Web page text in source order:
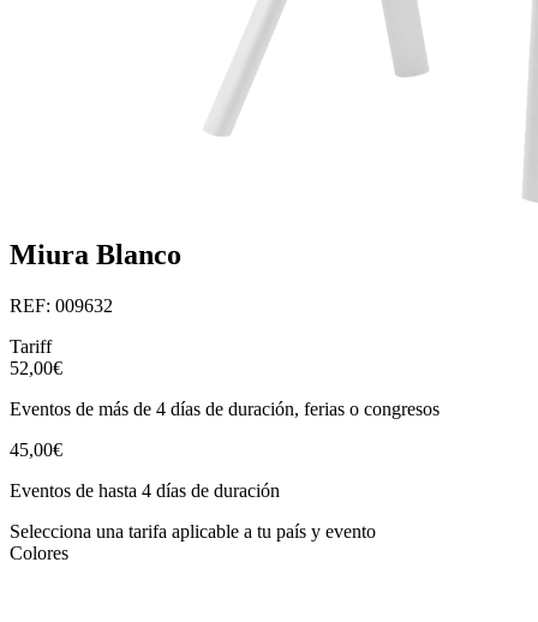
Miura Blanco
REF: 009632
Tariff
52,00€
Eventos de más de 4 días de duración, ferias o congresos
45,00€
Eventos de hasta 4 días de duración
Selecciona una tarifa aplicable a tu país y evento
Colores